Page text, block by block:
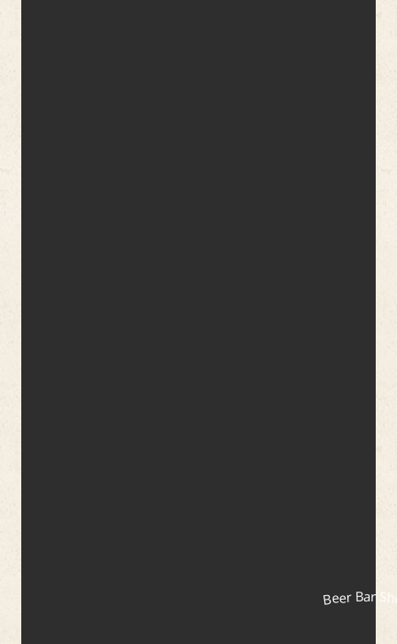
Beer Bar